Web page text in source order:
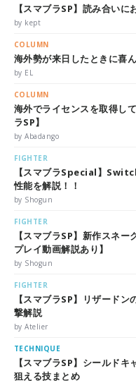
【スマブラSP】読み合いに
by kept
COLUMN
海外勢が来日したときに喜
by EL
COLUMN
海外でライセンスを取得し
ラSP】
by Abadango
FIGHTER
【スマブラSpecial】
性能を解説！！
by Shogun
FIGHTER
【スマブラSP】新作スネ
プレイ動画解説あり】
by Shogun
FIGHTER
【スマブラSP】リザード
撃解説
by Atelier
TECHNIQUE
【スマブラSP】シールド
狙える技まとめ